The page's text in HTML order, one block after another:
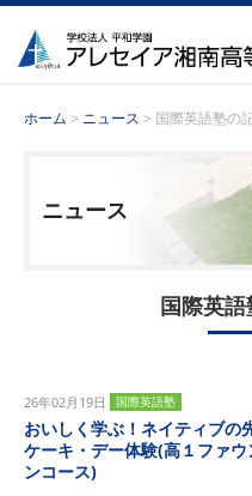
ホーム > ニュース > 国際英語塾の
ニュース
国際英
26年02月19日 国際英語塾
おいしく学ぶ！ネイティブの
ケーキ・デー体験(高１ファウ
ンコース)